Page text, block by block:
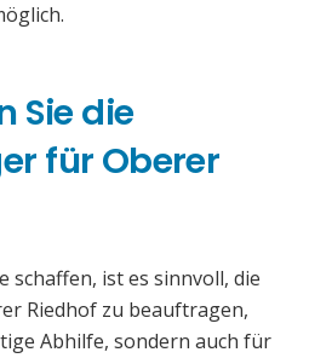
Sie die
für Oberer
schaffen, ist es sinnvoll, die
Riedhof zu beauftragen,
Abhilfe, sondern auch für